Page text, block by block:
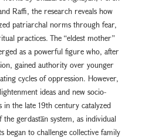
Raffi, the research reveals how
patriarchal norms through fear,
practices. The “eldest mother”
as a powerful figure who, after
gained authority over younger
cycles of oppression. However,
ideas and new socio-
in the late 19th century catalyzed
the gerdastān system, as individual
began to challenge collective family